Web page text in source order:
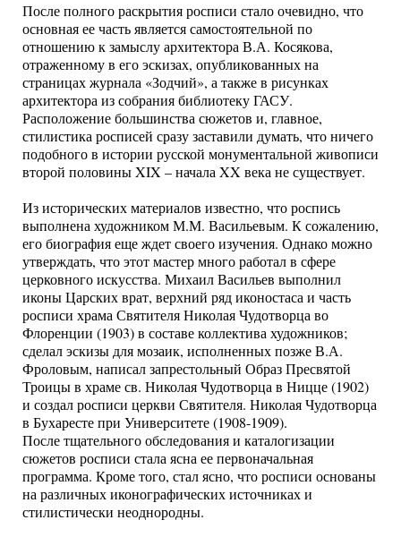
После полного раскрытия росписи стало очевидно, что
основная ее часть является самостоятельной по
отношению к замыслу архитектора В.А. Косякова,
отраженному в его эскизах, опубликованных на
страницах журнала «Зодчий», а также в рисунках
архитектора из собрания библиотеку ГАСУ.
Расположение большинства сюжетов и, главное,
стилистика росписей сразу заставили думать, что ничего
подобного в истории русской монументальной живописи
второй половины XIX – начала XX века не существует.
Из исторических материалов известно, что роспись
выполнена художником М.М. Васильевым. К сожалению,
его биография еще ждет своего изучения. Однако можно
утверждать, что этот мастер много работал в сфере
церковного искусства. Михаил Васильев выполнил
иконы Царских врат, верхний ряд иконостаса и часть
росписи храма Святителя Николая Чудотворца во
Флоренции (1903) в составе коллектива художников;
сделал эскизы для мозаик, исполненных позже В.А.
Фроловым, написал запрестольный Образ Пресвятой
Троицы в храме св. Николая Чудотворца в Ницце (1902)
и создал росписи церкви Святителя. Николая Чудотворца
в Бухаресте при Университете (1908-1909).
После тщательного обследования и каталогизации
сюжетов росписи стала ясна ее первоначальная
программа. Кроме того, стал ясно, что росписи основаны
на различных иконографических источниках и
стилистически неоднородны.